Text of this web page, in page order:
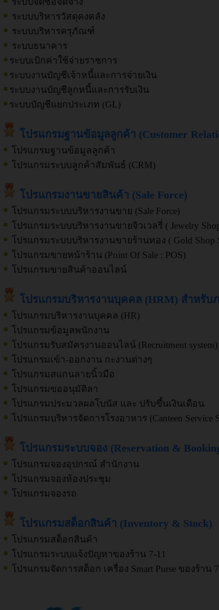
ระบบบริหารวัสดุคงคลัง
ระบบบริหารครุภัณฑ์
ระบบธนาคาร
ระบบเบิกค่าใช้จ่ายราชการ
ระบบงานบัญชีเจ้าหนี้และการจ่ายเงิน
ระบบงานบัญชีลูกหนี้และการรับเงิน
ระบบบัญชีแยกประเภท (GL)
โปรแกรมฐานข้อมูลลูกค้า (Customer
โปรแกรมฐานข้อมูลลูกค้า
โปรแกรมระบบลูกค้าสัมพันธ์ (CRM)
โปรแกรมงานขายสินค้า (Sale Force)
โปรแกรมระบบบริหารงานขาย (Sale Force)
โปรแกรมระบบบริหารงานขายจิวเวลรี่ ( Jewelry
โปรแกรมระบบบริหารงานขายร้านทอง ( Gold Shop
โปรแกรมขายหน้าร้าน (Point Of Sale : POS)
โปรแกรมขายสินค้าออนไลน์
โปรแกรมบริหารงานบุคคล (HRM) สำหรับ
โปรแกรมบริหารงานบุคคล (HR)
โปรแกรมข้อมูลพนักงาน
โปรแกรมรับสมัครงานออนไลน์ (Recruitment system)
โปรแกรมเข้า-ออกงาน กะงานต่างๆ
โปรแกรมสแกนลายนิ้วมือ
โปรแกรมขออนุมัติลา
โปรแกรมประมวลผลโบนัส และ ปรับขึ้นเงินเดือน
โปรแกรมบริหารจัดการโรงอาหาร (Canteen Service
โปรแกรมระบบจอง (Reservation &
โปรแกรมจองอุปกรณ์ สำนักงาน
โปรแกรมจองห้องประชุม
โปรแกรมจองรถ
โปรแกรมสต็อกสินค้า (Inventory & Stock)
โปรแกรมสต็อกสินค้า
โปรแกรมระบบแจ้งปัญหาของร้าน 7-11
โปรแกรมจัดการสต็อก เครื่อง Smart Purse ของร้าน